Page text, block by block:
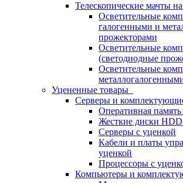
Телескопические мачты
Осветительные
галогенными и
прожекторами
Осветительные
(светодиодные
Осветительные
Уцененные товары
Серверы и
Оперативная
Жесткие диски
Серверы с уценкой
Кабели и платы
уценкой
Процессоры с
Компьютеры и